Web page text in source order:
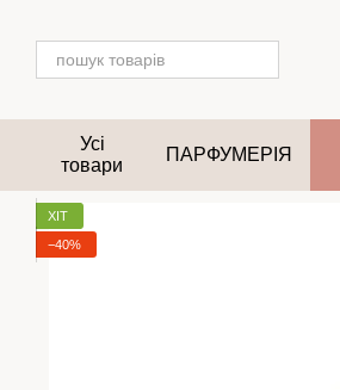
Усі
товари
ПАРФУМЕРІЯ
ХІТ
−40%